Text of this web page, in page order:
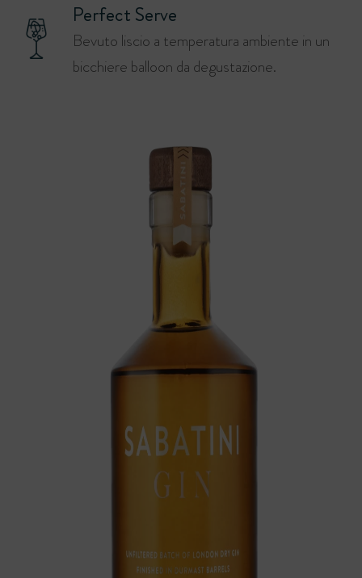
Perfect Serve
Bevuto liscio a temperatura ambiente in un
bicchiere balloon da degustazione.